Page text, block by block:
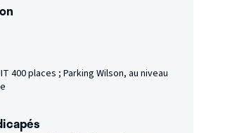
400 places ; Parking Wilson, au niveau